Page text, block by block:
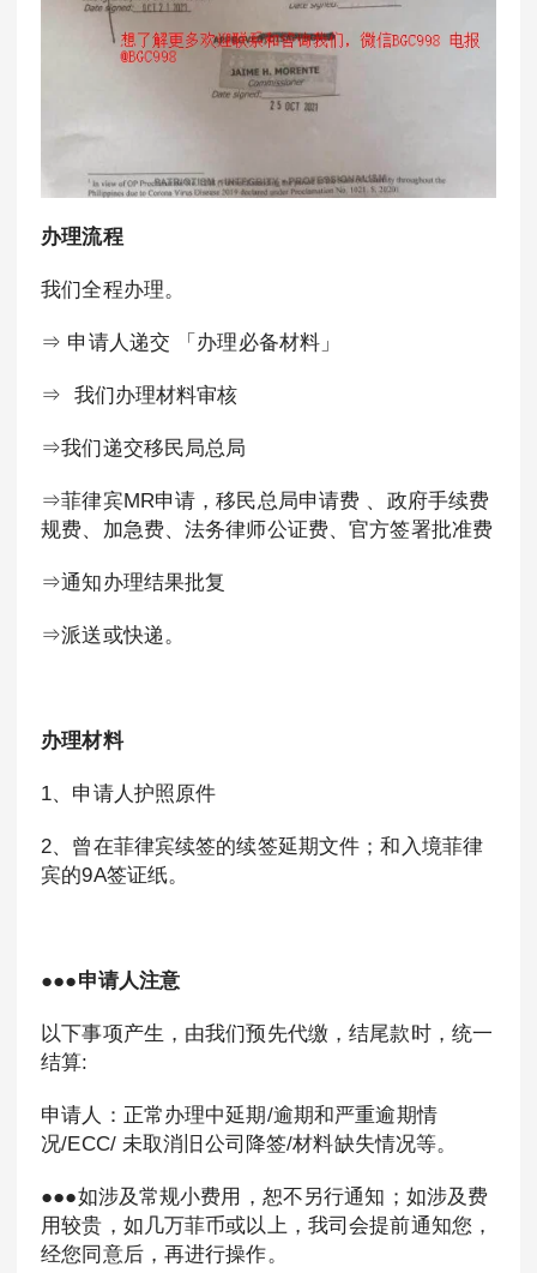
办理流程
我们全程办理。
⇒ 申请人递交 「办理必备材料」
⇒ 我们办理材料审核
⇒我们递交移民局总局
⇒菲律宾MR申请，移民总局申请费 、政府手续费
规费、加急费、法务律师公证费、官方签署批准费
⇒通知办理结果批复
⇒派送或快递。
办理材料
1、申请人护照原件
2、曾在菲律宾续签的续签延期文件；和入境菲律
宾的9A签证纸。
●●●申请人注意
以下事项产生，由我们预先代缴，结尾款时，统一
结算:
申请人：正常办理中延期/逾期和严重逾期情
况/ECC/ 未取消旧公司降签/材料缺失情况等。
●●●如涉及常规小费用，恕不另行通知；如涉及费
用较贵，如几万菲币或以上，我司会提前通知您，
经您同意后，再进行操作。